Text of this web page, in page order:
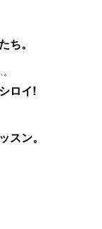
ち。
ロイ!
スン。